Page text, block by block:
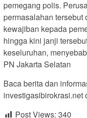
pemegang polis.
permasalahan tersebut
kewajiban kepada
hingga kini janji
keseluruhan,
PN Jakarta Selatan
Baca berita dan
investigasibirokrasi.net
Post Views: 340